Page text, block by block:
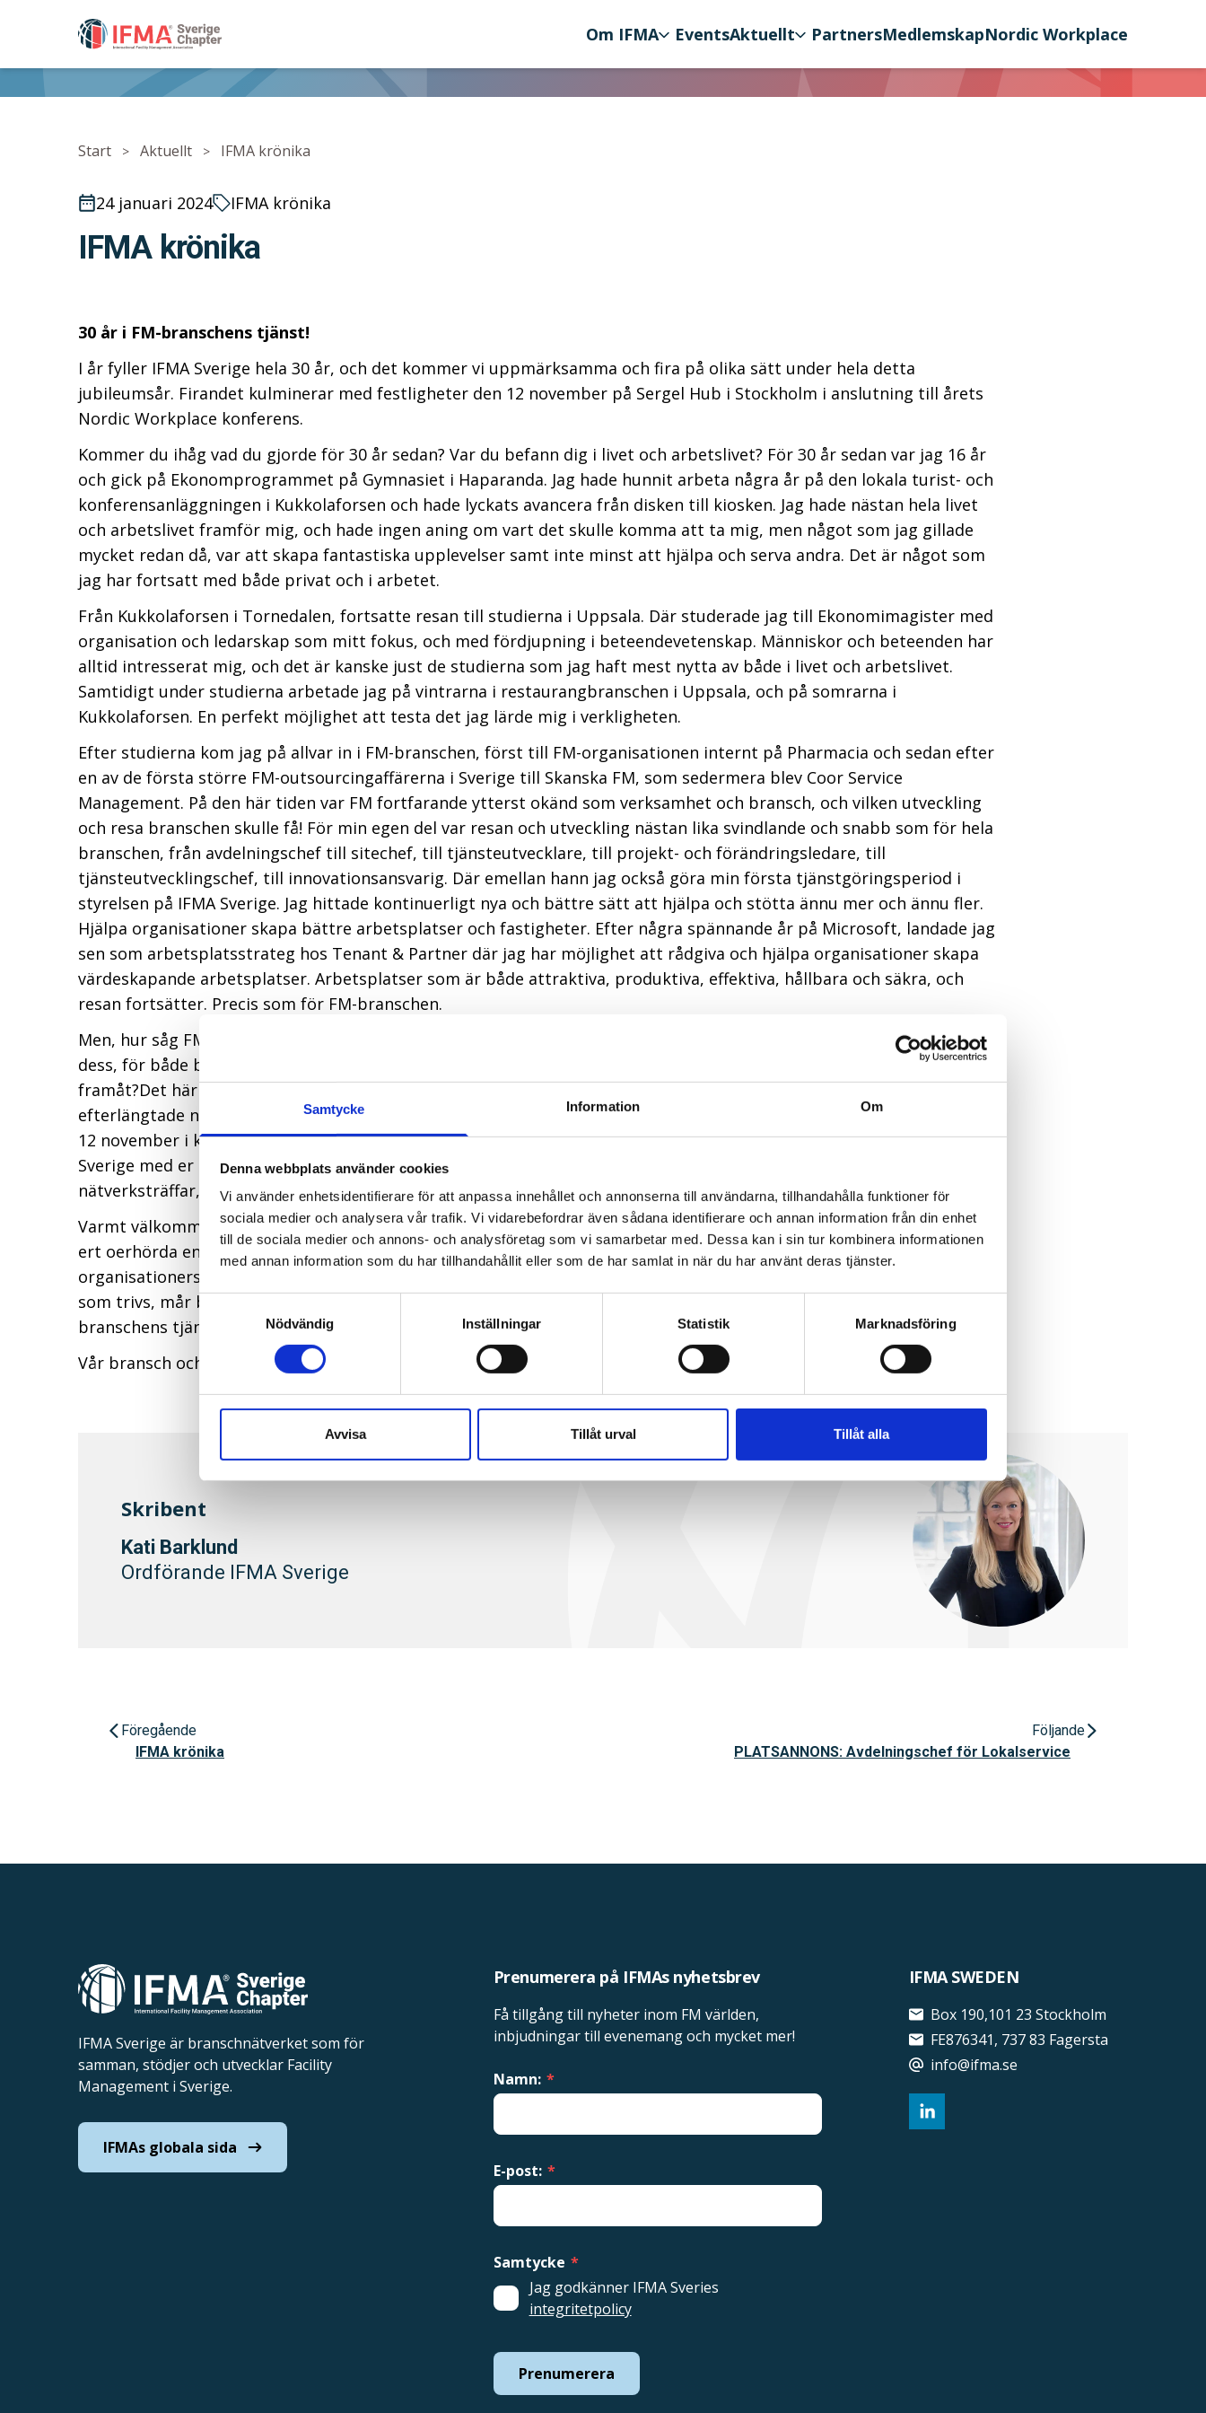
Samtycke Information Om
Denna webbplats använder cookies
Vi använder enhetsidentifierare för att anpassa innehållet och annonserna till användarna, tillhandahålla funktioner för
sociala medier och analysera vår trafik. Vi vidarebefordrar även sådana identifierare och annan information från din enhet
till de sociala medier och annons- och analysföretag som vi samarbetar med. Dessa kan i sin tur kombinera informationen
med annan information som du har tillhandahållit eller som de har samlat in när du har använt deras tjänster.
Samtyckesval
Nödvändig
Inställningar Statistik Marknadsföring
Avvisa Tillåt urval Tillåt alla
Om IFMA EventsAktuellt PartnersMedlemskapNordic Workplace
Start > Aktuellt > IFMA krönika
24 januari 2024 IFMA krönika
IFMA krönika
30 år i FM-branschens tjänst!
I år fyller IFMA Sverige hela 30 år, och det kommer vi uppmärksamma och fira på olika sätt under hela detta
jubileumsår. Firandet kulminerar med festligheter den 12 november på Sergel Hub i Stockholm i anslutning till årets
Nordic Workplace konferens.
Kommer du ihåg vad du gjorde för 30 år sedan? Var du befann dig i livet och arbetslivet? För 30 år sedan var jag 16 år
och gick på Ekonomprogrammet på Gymnasiet i Haparanda. Jag hade hunnit arbeta några år på den lokala turist- och
konferensanläggningen i Kukkolaforsen och hade lyckats avancera från disken till kiosken. Jag hade nästan hela livet
och arbetslivet framför mig, och hade ingen aning om vart det skulle komma att ta mig, men något som jag gillade
mycket redan då, var att skapa fantastiska upplevelser samt inte minst att hjälpa och serva andra. Det är något som
jag har fortsatt med både privat och i arbetet.
Från Kukkolaforsen i Tornedalen, fortsatte resan till studierna i Uppsala. Där studerade jag till Ekonomimagister med
organisation och ledarskap som mitt fokus, och med fördjupning i beteendevetenskap. Människor och beteenden har
alltid intresserat mig, och det är kanske just de studierna som jag haft mest nytta av både i livet och arbetslivet.
Samtidigt under studierna arbetade jag på vintrarna i restaurangbranschen i Uppsala, och på somrarna i
Kukkolaforsen. En perfekt möjlighet att testa det jag lärde mig i verkligheten.
Efter studierna kom jag på allvar in i FM-branschen, först till FM-organisationen internt på Pharmacia och sedan efter
en av de första större FM-outsourcingaffärerna i Sverige till Skanska FM, som sedermera blev Coor Service
Management. På den här tiden var FM fortfarande ytterst okänd som verksamhet och bransch, och vilken utveckling
och resa branschen skulle få! För min egen del var resan och utveckling nästan lika svindlande och snabb som för hela
branschen, från avdelningschef till sitechef, till tjänsteutvecklare, till projekt- och förändringsledare, till
tjänsteutvecklingschef, till innovationsansvarig. Där emellan hann jag också göra min första tjänstgöringsperiod i
styrelsen på IFMA Sverige. Jag hittade kontinuerligt nya och bättre sätt att hjälpa och stötta ännu mer och ännu fler.
Hjälpa organisationer skapa bättre arbetsplatser och fastigheter. Efter några spännande år på Microsoft, landade jag
sen som arbetsplatsstrateg hos Tenant & Partner där jag har möjlighet att rådgiva och hjälpa organisationer skapa
värdeskapande arbetsplatser. Arbetsplatser som är både attraktiva, produktiva, effektiva, hållbara och säkra, och
resan fortsätter. Precis som för FM-branschen.
Men, hur såg FM-branschen ut för 30 år sedan? Hur bildades IFMA Sverige? Hur har utvecklingsresan sett ut sedan
dess, för både branschen och för IFMA Sverige? Vad är trenderna idag och vad tror vi om FM-branschens utveckling
framåt?Det här och mycket mer kommer vi på olika sätt förkovra oss i under året. Exempelvis genom den
efterlängtade nya FM-Rapporten som vi arbetar med för fullt och som lanseras under året. Och har du inte bokat in
12 november i kalendern än, gör det bums. Boka in både dagen och kvällen. Vi ser fram emot att fira FM och IFMA
Sverige med er alla! Både under NWP och resten av året. Och redan nu kan du anmäla dig till flera spännande
nätverksträffar, och fler kommer allt eftersom.
Varmt välkommen till jubileumsåret 2024!Och stort tack till alla er – medlemmar, partners, styrelsen, kansliet – för
ert oerhörda engagemang och fantastiskt fina arbete för FM-Sverige! För allt värde vi tillsammans skapar till våra
organisationers och kunders framgång. För bättre och mer hållbara arbetsplatser och fastigheter. För människor
som trivs, mår bra och presterar bra. Varje dag, varje timme, varje minut, och ofta i det osynliga kämpar vi. I FM-
branschens tjänst.
Vår bransch och vi alla är så värda att firas – TACK!
Skribent
Kati Barklund
Ordförande IFMA Sverige
Föregående
IFMA krönika
Följande
PLATSANNONS: Avdelningschef för Lokalservice
IFMA Sverige är branschnätverket som för
samman, stödjer och utvecklar Facility
Management i Sverige.
IFMAs globala sida
Prenumerera på IFMAs nyhetsbrev
Få tillgång till nyheter inom FM världen,
inbjudningar till evenemang och mycket mer!
Namn: *
E-post: *
Samtycke *
Jag godkänner IFMA Sveries
integritetpolicy
Prenumerera
IFMA SWEDEN
Box 190,101 23 Stockholm
FE876341, 737 83 Fagersta
info@ifma.se